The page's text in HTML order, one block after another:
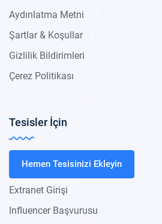
Aydınlatma Metni
Şartlar & Koşullar
Gizlilik Bildirimleri
Çerez Politikası
Tesisler İçin
Hemen Tesisinizi Ekleyin
Extranet Girişi
Influencer Başvurusu